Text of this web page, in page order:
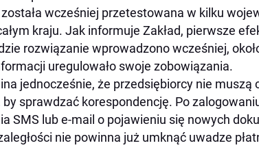
została wcześniej przetestowana w kilku
kraju. Jak informuje Zakład, pierwsze
rozwiązanie wprowadzono wcześniej,
uregulowało swoje zobowiązania.
jednocześnie, że przedsiębiorcy nie muszą
by sprawdzać korespondencję. Po
SMS lub e-mail o pojawieniu się nowych
nie powinna już umknąć uwadze